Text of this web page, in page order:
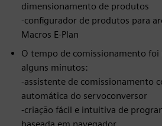
dimensionamento de produtos
-configurador de produtos para
Macros E-Plan
O tempo de comissionamento foi
alguns minutos:
-assistente de comissionamento
automática do servoconversor
-criação fácil e intuitiva de